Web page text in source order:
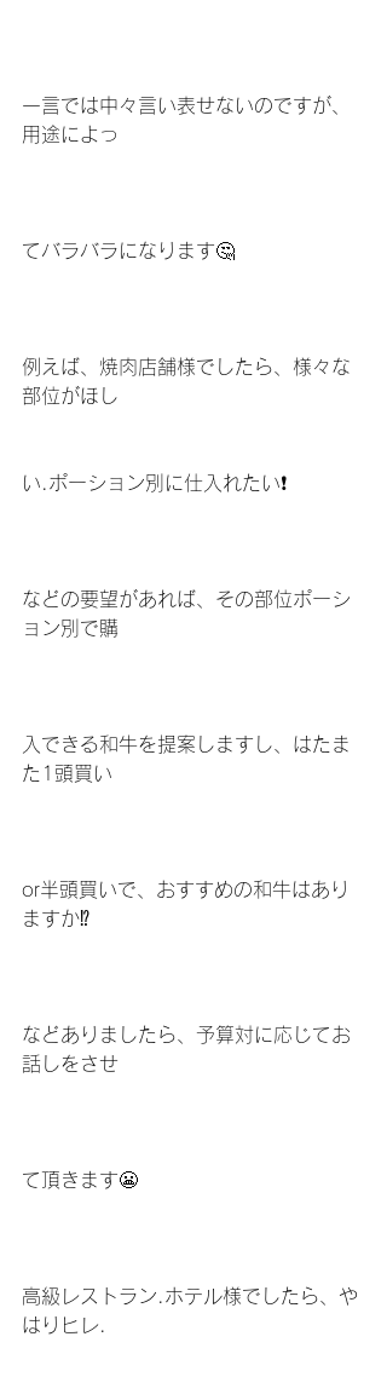
一言では中々言い表せないのですが、
用途によっ
てバラバラになります🤔
例えば、焼肉店舗様でしたら、様々な
部位がほし
い.ポーション別に仕入れたい❗️
などの要望があれば、その部位ポーシ
ョン別で購
入できる和牛を提案しますし、はたま
た1頭買い
or半頭買いで、おすすめの和牛はあり
ますか⁉️
などありましたら、予算対に応じてお
話しをさせ
て頂きます😬
高級レストラン.ホテル様でしたら、や
はりヒレ.